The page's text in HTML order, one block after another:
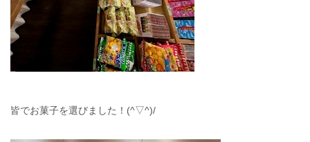
皆でお菓子を選びました！(^▽^)/